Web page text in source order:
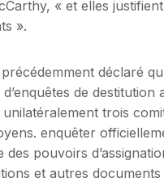
« et elles
».
déclaré
de
unilatéralement trois
enquêter
des pouvoirs
et autres